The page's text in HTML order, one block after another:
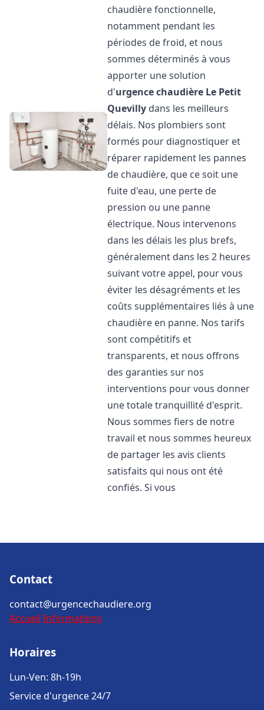
chaudière fonctionnelle,
notamment pendant les
périodes de froid, et nous
sommes déterminés à vous
apporter une solution
d'urgence chaudière Le Petit
Quevilly dans les meilleurs
délais. Nos plombiers sont
formés pour diagnostiquer et
réparer rapidement les pannes
de chaudière, que ce soit une
fuite d'eau, une perte de
pression ou une panne
électrique. Nous intervenons
dans les délais les plus brefs,
généralement dans les 2 heures
suivant votre appel, pour vous
éviter les désagréments et les
coûts supplémentaires liés à une
chaudière en panne. Nos tarifs
sont compétitifs et
transparents, et nous offrons
des garanties sur nos
interventions pour vous donner
une totale tranquillité d'esprit.
Nous sommes fiers de notre
travail et nous sommes heureux
de partager les avis clients
satisfaits qui nous ont été
confiés. Si vous
Contact
contact@urgencechaudiere.org
Accueil Informations
Horaires
Lun-Ven: 8h-19h
Service d'urgence 24/7